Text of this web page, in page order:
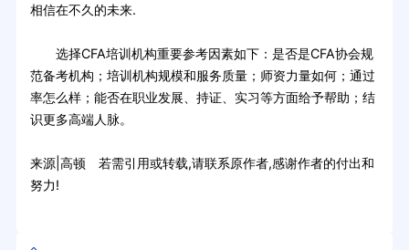
相信在不久的未来.
选择CFA培训机构重要参考因素如下：是否是CFA协会规
范备考机构；培训机构规模和服务质量；师资力量如何；通过
率怎么样；能否在职业发展、持证、实习等方面给予帮助；结
识更多高端人脉。
来源|高顿 若需引用或转载,请联系原作者,感谢作者的付出和
努力!